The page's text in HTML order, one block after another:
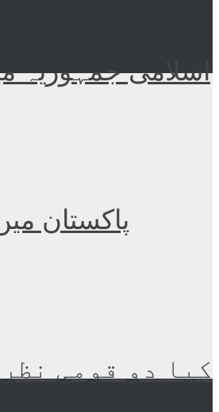
اسلامی جمہوریہ
پاکستان
کیا دو قومی